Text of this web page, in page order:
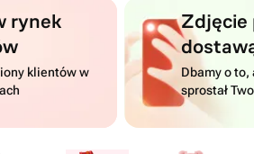
rynek
klientów w
Dbamy o to,
sprostał